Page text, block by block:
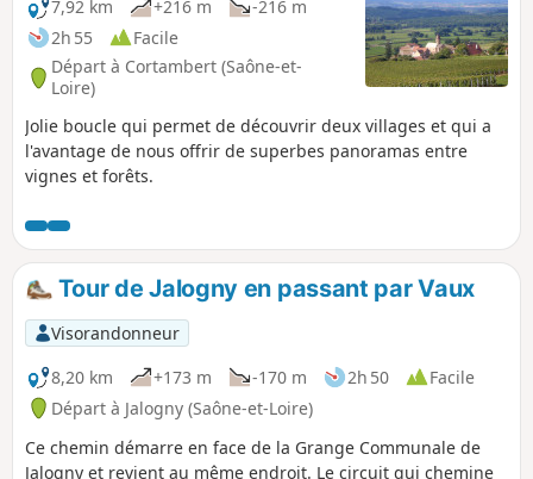
7,92 km
+216 m
-216 m
2h 55
Facile
Départ à Cortambert (Saône-et-
Loire)
Jolie boucle qui permet de découvrir deux villages et qui a
l'avantage de nous offrir de superbes panoramas entre
vignes et forêts.
Tour de Jalogny en passant par Vaux
Visorandonneur
8,20 km
+173 m -170 m 2h 50
Facile
Départ à Jalogny (Saône-et-Loire)
Ce chemin démarre en face de la Grange Communale de
Jalogny et revient au même endroit. Le circuit qui chemine